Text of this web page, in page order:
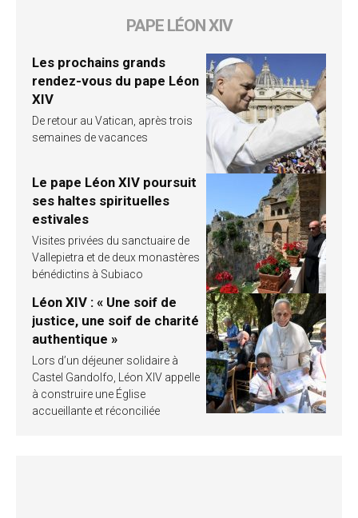
PAPE LÉON XIV
Les prochains grands
rendez-vous du pape Léon
XIV
De retour au Vatican, après trois
semaines de vacances
Le pape Léon XIV poursuit
ses haltes spirituelles
estivales
Visites privées du sanctuaire de
Vallepietra et de deux monastères
bénédictins à Subiaco
Léon XIV : « Une soif de
justice, une soif de charité
authentique »
Lors d’un déjeuner solidaire à
Castel Gandolfo, Léon XIV appelle
à construire une Église
accueillante et réconciliée